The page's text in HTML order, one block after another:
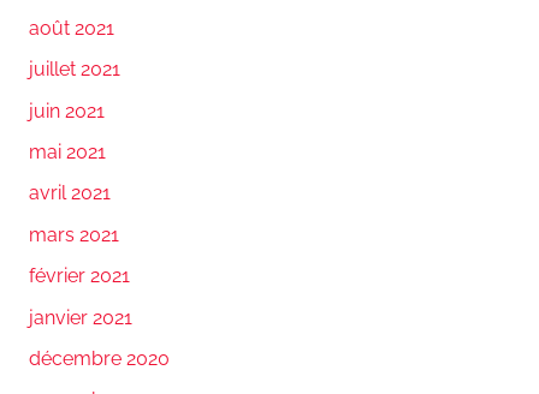
août 2021
juillet 2021
juin 2021
mai 2021
avril 2021
mars 2021
février 2021
janvier 2021
décembre 2020